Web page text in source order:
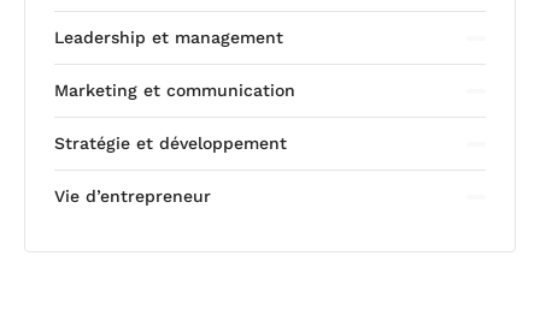
Leadership et management
Marketing et communication
Stratégie et développement
Vie d’entrepreneur